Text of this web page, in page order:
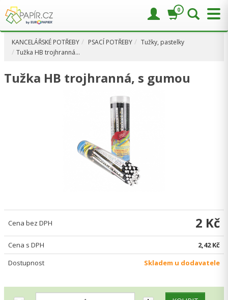
KANCELÁŘSKÉ POTŘEBY PSACÍ POTŘEBY
Tužky, pastelky
Tužka HB trojhranná…
Tužka HB trojhranná, s gumou
Cena bez DPH 2 Kč
Cena s DPH
2,42 Kč
Dostupnost
Skladem u dodavatele
0